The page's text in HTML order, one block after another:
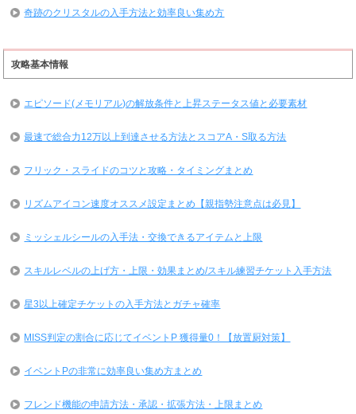
奇跡のクリスタルの入手方法と効率良い集め方
攻略基本情報
エピソード(メモリアル)の解放条件と上昇ステータス値と必要素材
最速で総合力12万以上到達させる方法とスコアA・S取る方法
フリック・スライドのコツと攻略・タイミングまとめ
リズムアイコン速度オススメ設定まとめ【親指勢注意点は必見】
ミッシェルシールの入手法・交換できるアイテムと上限
スキルレベルの上げ方・上限・効果まとめ/スキル練習チケット入手方法
星3以上確定チケットの入手方法とガチャ確率
MISS判定の割合に応じてイベントP 獲得量0！【放置厨対策】
イベントPの非常に効率良い集め方まとめ
フレンド機能の申請方法・承認・拡張方法・上限まとめ